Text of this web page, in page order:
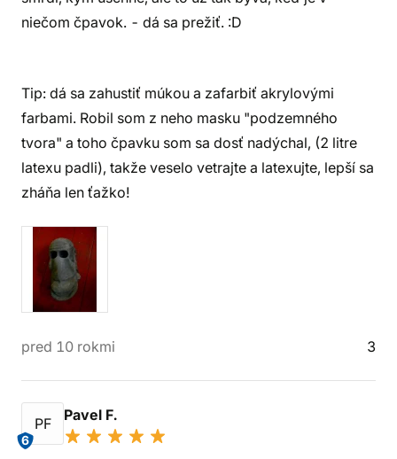
niečom čpavok. - dá sa prežiť. :D
Tip: dá sa zahustiť múkou a zafarbiť akrylovými
farbami. Robil som z neho masku "podzemného
tvora" a toho čpavku som sa dosť nadýchal, (2 litre
latexu padli), takže veselo vetrajte a latexujte, lepší sa
zháňa len ťažko!
pred 10 rokmi 3
PF
6
Pavel F.